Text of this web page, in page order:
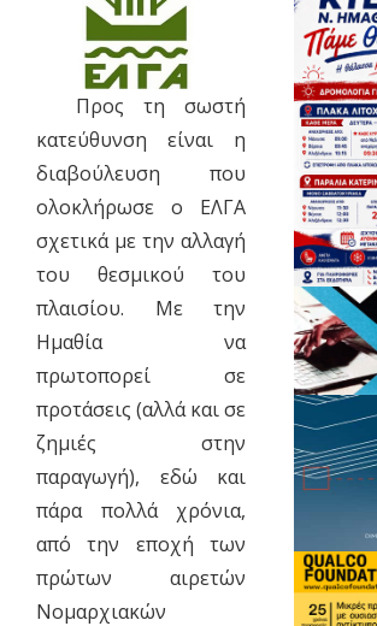
Προς τη σωστή
κατεύθυνση είναι η
διαβούλευση που
ολοκλήρωσε ο ΕΛΓΑ
σχετικά με την αλλαγή
του θεσμικού του
πλαισίου. Με την
Ημαθία να
πρωτοπορεί σε
προτάσεις (αλλά και σε
ζημιές στην
παραγωγή), εδώ και
πάρα πολλά χρόνια,
από την εποχή των
πρώτων αιρετών
Νομαρχιακών